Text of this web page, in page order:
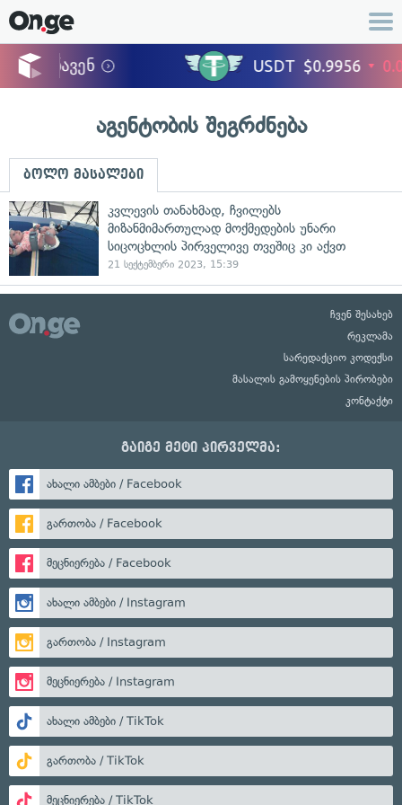
აგენტობის შეგრძნება
ბოლო მასალები
კვლევის თანახმად, ჩვილებს
მიზანმიმართულად მოქმედების უნარი
სიცოცხლის პირველივე თვეშიც კი აქვთ
21 სექტემბერი 2023, 15:39
ჩვენ შესახებ
რეკლამა
სარედაქციო კოდექსი
მასალის გამოყენების პირობები
კონტაქტი
გაიგე მეტი პირველმა:
ახალი ამბები / Facebook
გართობა / Facebook
მეცნიერება / Facebook
ახალი ამბები / Instagram
გართობა / Instagram
მეცნიერება / Instagram
ახალი ამბები / TikTok
გართობა / TikTok
მეცნიერება / TikTok